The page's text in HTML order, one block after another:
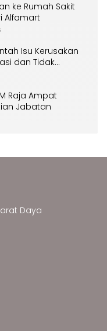
ke Rumah Sakit
Biskuit dari Alfamart
Isu Kerusakan
dan Tidak
Raja Ampat
Jabatan
Daya